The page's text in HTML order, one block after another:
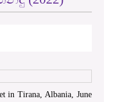
කේ.වී.කේ. නවරත්න
in Tirana, Albania, June
and Jagath